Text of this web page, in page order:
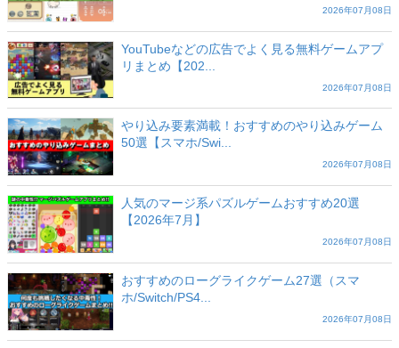
2026年07月08日
YouTubeなどの広告でよく見る無料ゲームアプ
リまとめ【202...
2026年07月08日
やり込み要素満載！おすすめのやり込みゲーム
50選【スマホ/Swi...
2026年07月08日
人気のマージ系パズルゲームおすすめ20選
【2026年7月】
2026年07月08日
おすすめのローグライクゲーム27選（スマ
ホ/Switch/PS4...
2026年07月08日